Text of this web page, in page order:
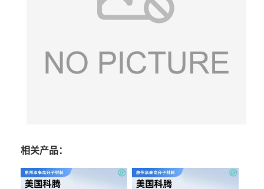
相关产品：